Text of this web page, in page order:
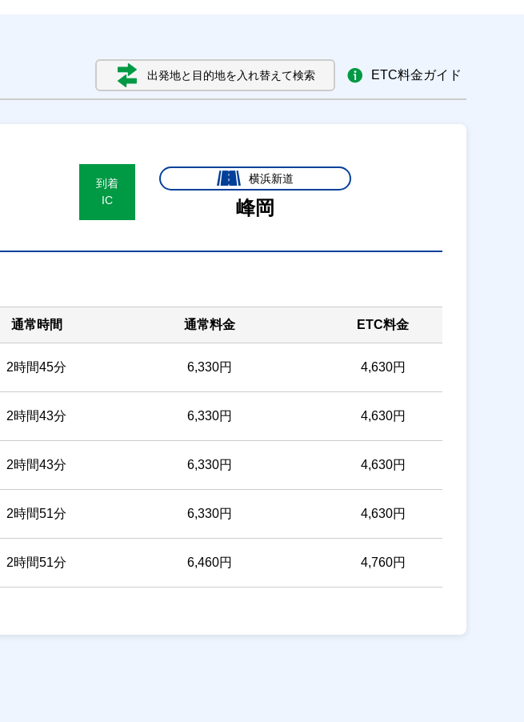
出発地と目的地を入れ替えて検索 ETC料金ガイド
到着
IC
横浜新道
峰岡
通常時間 通常料金 ETC料金
2時間45分 6,330円 4,630円
2時間43分 6,330円 4,630円
2時間43分 6,330円 4,630円
2時間51分 6,330円 4,630円
2時間51分 6,460円 4,760円